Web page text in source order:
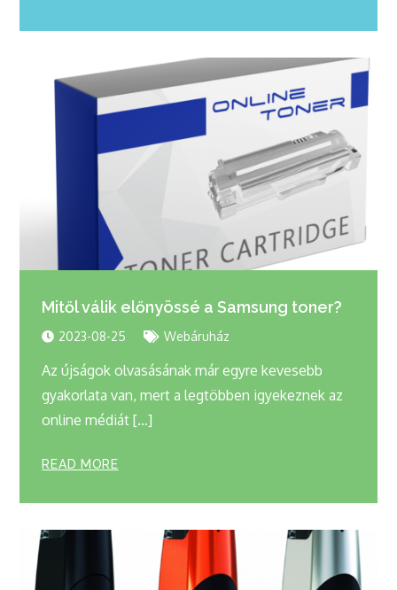
Mitől válik előnyössé a Samsung toner?
2023-08-25 Webáruház
Az újságok olvasásának már egyre kevesebb
gyakorlata van, mert a legtöbben igyekeznek az
online médiát […]
READ MORE